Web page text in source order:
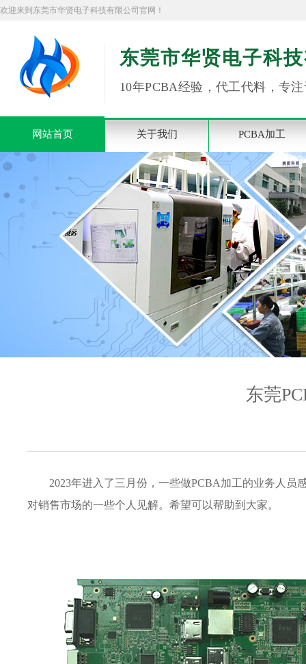
欢迎来到东莞市华贤电子科技有限公司官网！
东莞市华贤电子科
10年PCBA经验，代工代料，专
网站首页 关于我们 PCBA加工
东莞
2023年进入了三月份，一些做PCBA加工的业务人
对销售市场的一些个人见解。希望可以帮助到大家。